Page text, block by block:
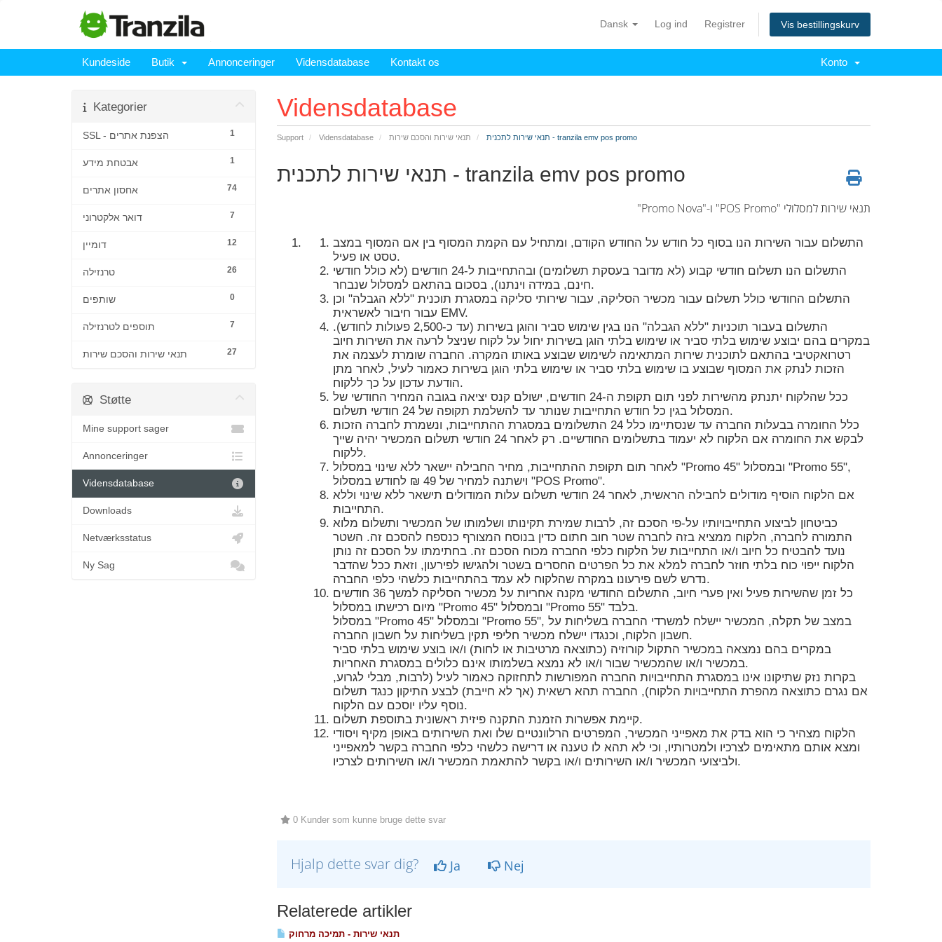
Dansk Log ind Registrer Vis bestillingskurv
Kundeside Butik Annonceringer Vidensdatabase Kontakt os Konto
Vidensdatabase
Support Vidensdatabase תנאי שירות והסכם שירות תנאי שירות לתכנית - tranzila emv pos promo
Kategorier
1 SSL - הצפנת אתרים
1 אבטחת מידע
74 אחסון אתרים
7 דואר אלקטרוני
12 דומיין
26 טרנזילה
0 שותפים
7 תוספים לטרנזילה
27 תנאי שירות והסכם שירות
תנאי שירות לתכנית - tranzila emv pos promo
תנאי שירות למסלולי "POS Promo" ו-"Promo Nova"
התשלום עבור השירות הנו בסוף כל חודש על החודש הקודם, ומתחיל עם הקמת המסוף בין אם המסוף במצב
טסט או פעיל.
התשלום הנו תשלום חודשי קבוע (לא מדובר בעסקת תשלומים) ובהתחייבות ל-24 חודשים (לא כולל חודשי
חינם, במידה וינתנו), בסכום בהתאם למסלול שנבחר.
התשלום החודשי כולל תשלום עבור מכשיר הסליקה, עבור שירותי סליקה במסגרת תוכנית "ללא הגבלה" וכן
עבור חיבור לאשראית EMV.
התשלום בעבור תוכניות "ללא הגבלה" הנו בגין שימוש סביר והוגן בשירות (עד כ-2,500 פעולות לחודש).
במקרים בהם יבוצע שימוש בלתי סביר או שימוש בלתי הוגן בשירות יחול על לקוח שניצל לרעה את השירות חיוב
רטרואקטיבי בהתאם לתוכנית שירות המתאימה לשימוש שבוצע באותו המקרה. החברה שומרת לעצמה את
הזכות לנתק את המסוף שבוצע בו שימוש בלתי סביר או שימוש בלתי הוגן בשירות כאמור לעיל, לאחר מתן
הודעת עדכון על כך ללקוח.
ככל שהלקוח יתנתק מהשירות לפני תום תקופת ה-24 חודשים, ישולם קנס יציאה בגובה המחיר החודשי של
המסלול בגין כל חודש התחייבות שנותר עד להשלמת תקופה של 24 חודשי תשלום.
כלל החומרה בבעלות החברה עד שנסתיימו כלל 24 התשלומים במסגרת ההתחייבות, ונשמרת לחברה הזכות
לבקש את החומרה אם הלקוח לא יעמוד בתשלומים החודשיים. רק לאחר 24 חודשי תשלום המכשיר יהיה שייך
ללקוח.
לאחר תום תקופת ההתחייבות, מחיר החבילה יישאר ללא שינוי במסלול "Promo 45" ובמסלול "Promo 55",
וישתנה למחיר של 49 ₪ לחודש במסלול "POS Promo".
אם הלקוח הוסיף מודולים לחבילה הראשית, לאחר 24 חודשי תשלום עלות המודולים תישאר ללא שינוי וללא
התחייבות.
כביטחון לביצוע התחייבויותיו על-פי הסכם זה, לרבות שמירת תקינותו ושלמותו של המכשיר ותשלום מלוא
התמורה לחברה, הלקוח ממציא בזה לחברה שטר חוב חתום כדין בנוסח המצורף כנספח להסכם זה. השטר
נועד להבטיח כל חיוב ו/או התחייבות של הלקוח כלפי החברה מכוח הסכם זה. בחתימתו על הסכם זה נותן
הלקוח ייפוי כוח בלתי חוזר לחברה למלא את כל הפרטים החסרים בשטר ולהגישו לפירעון, וזאת ככל שהדבר
נדרש לשם פירעונו במקרה שהלקוח לא עמד בהתחייבות כלשהי כלפי החברה.
כל זמן שהשירות פעיל ואין פערי חיוב, התשלום החודשי מקנה אחריות על מכשיר הסליקה למשך 36 חודשים
מיום רכישתו במסלול "Promo 45" ובמסלול "Promo 55" בלבד.
במסלול "Promo 45" ובמסלול "Promo 55", במצב של תקלה, המכשיר יישלח למשרדי החברה בשליחות על
חשבון הלקוח, וכנגדו יישלח מכשיר חליפי תקין בשליחות על חשבון החברה.
במקרים בהם נמצאה במכשיר התקול קורוזיה (כתוצאה מרטיבות או לחות) ו/או בוצע שימוש בלתי סביר
במכשיר ו/או שהמכשיר שבור ו/או לא נמצא בשלמותו אינם כלולים במסגרת האחריות.
בקרות נזק שתיקונו אינו במסגרת התחייבויות החברה המפורשות לתחזוקה כאמור לעיל (לרבות, מבלי לגרוע,
אם נגרם כתוצאה מהפרת התחייבויות הלקוח), החברה תהא רשאית (אך לא חייבת) לבצע התיקון כנגד תשלום
נוסף עליו יוסכם עם הלקוח.
קיימת אפשרות הזמנת התקנה פיזית ראשונית בתוספת תשלום.
הלקוח מצהיר כי הוא בדק את מאפייני המכשיר, המפרטים הרלוונטיים שלו ואת השירותים באופן מקיף ויסודי
ומצא אותם מתאימים לצרכיו ולמטרותיו, וכי לא תהא לו טענה או דרישה כלשהי כלפי החברה בקשר למאפייני
ולביצועי המכשיר ו/או השירותים ו/או בקשר להתאמת המכשיר ו/או השירותים לצרכיו.
0 Kunder som kunne bruge dette svar
Hjalp dette svar dig? Ja Nej
Relaterede artikler
תנאי שירות - תמיכה מרחוק
Støtte
Mine support sager
Annonceringer
Vidensdatabase
Downloads
Netværksstatus
Ny Sag